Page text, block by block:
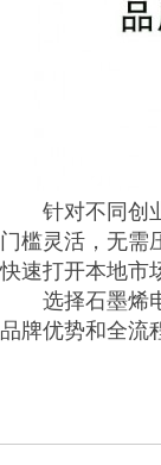
针对不同创
门槛灵活，无需
快速打开本地市
选择石墨烯
品牌优势和全流